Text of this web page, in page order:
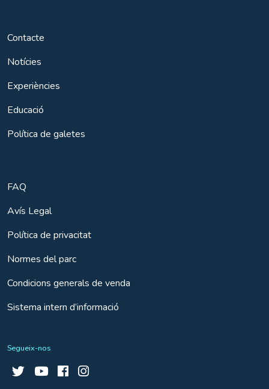
Contacte
Notícies
Experiències
Educació
Política de galetes
FAQ
Avís Legal
Política de privacitat
Normes del parc
Condicions generals de venda
Sistema intern d’informació
Segueix-nos